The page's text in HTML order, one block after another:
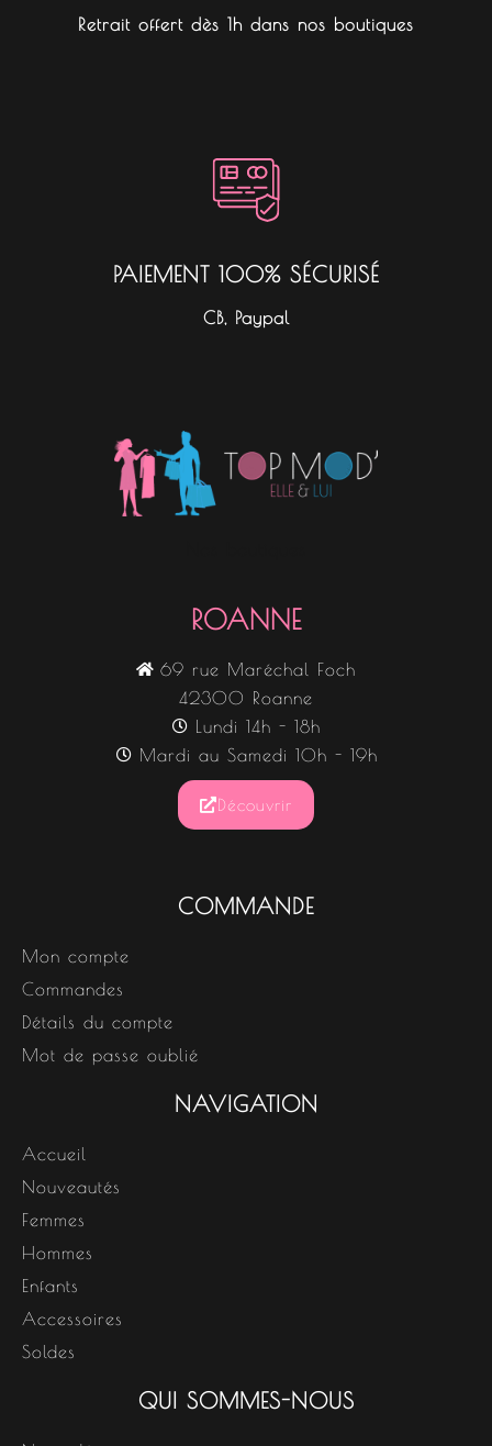
Retrait offert dès 1h dans nos boutiques
PAIEMENT 100% SÉCURISÉ
CB, Paypal
ROANNE
69 rue Maréchal Foch
42300 Roanne
Lundi 14h - 18h
Mardi au Samedi 10h - 19h
Découvrir
COMMANDE
Mon compte
Commandes
Détails du compte
Mot de passe oublié
NAVIGATION
Accueil
Nouveautés
Femmes
Hommes
Enfants
Accessoires
Soldes
QUI SOMMES-NOUS